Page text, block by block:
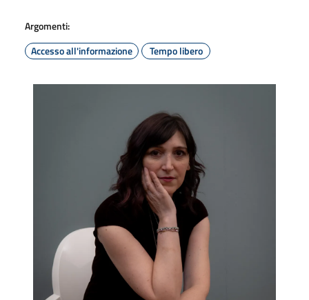
Argomenti:
Accesso all'informazione
Tempo libero